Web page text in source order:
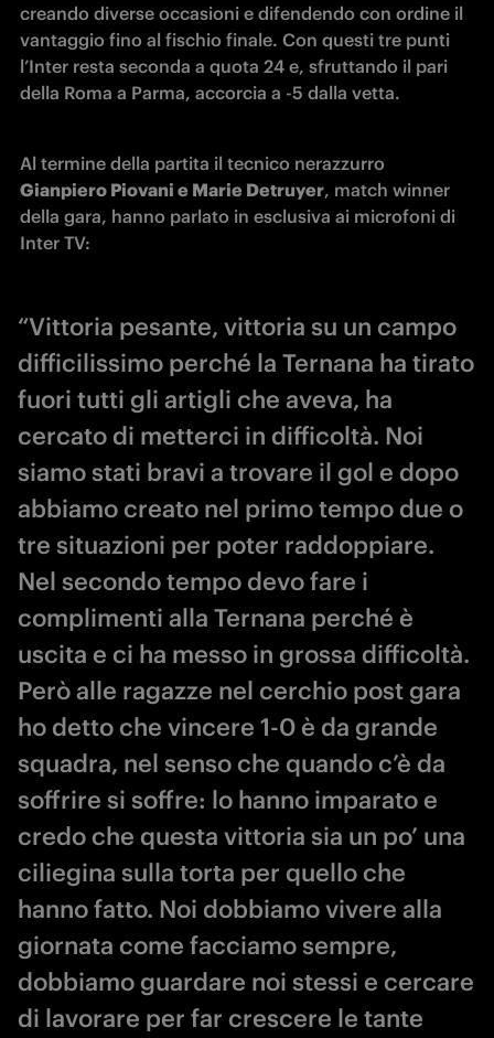
creando diverse occasioni e difendendo con ordine il
vantaggio fino al fischio finale. Con questi tre punti
l’Inter resta seconda a quota 24 e, sfruttando il pari
della Roma a Parma, accorcia a -5 dalla vetta.
Gianpiero Piovani e Marie Detruyer, match winner
della gara, hanno parlato in esclusiva ai microfoni di
Inter TV:
“Vittoria pesante, vittoria su un campo
difficilissimo perché la Ternana ha tirato
fuori tutti gli artigli che aveva, ha
cercato di metterci in difficoltà. Noi
siamo stati bravi a trovare il gol e dopo
abbiamo creato nel primo tempo due o
tre situazioni per poter raddoppiare.
Nel secondo tempo devo fare i
complimenti alla Ternana perché è
uscita e ci ha messo in grossa difficoltà.
Però alle ragazze nel cerchio post gara
ho detto che vincere 1-0 è da grande
squadra, nel senso che quando c’è da
soffrire si soffre: lo hanno imparato e
credo che questa vittoria sia un po’ una
ciliegina sulla torta per quello che
hanno fatto. Noi dobbiamo vivere alla
giornata come facciamo sempre,
dobbiamo guardare noi stessi e cercare
di lavorare per far crescere le tante